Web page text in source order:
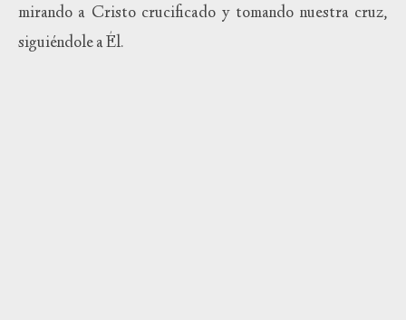
mirando a Cristo crucificado y tomando nuestra cruz,
siguiéndole a Él.